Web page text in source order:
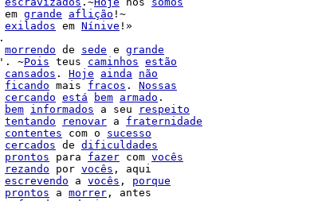
em grande aflição !~
exilados em Nínive !»
.
morrendo de sede e grande
'. ~Pois teus caminhos estão
cansados . Hoje ainda
não
ficando mais fracos . Nossas
cercando está bem armado .
bem informados a seu
respeito
tentando renovar a fraternidade
contentes com o sucesso
cercados de dificuldades
prontos para fazer com vocês
rezando por vocês , aqui
escrevendo a vocês , porque
prontos a morrer